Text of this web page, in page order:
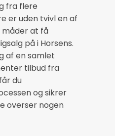
fra flere
er uden tvivl en af
at få
på i Horsens.
af en samlet
tilbud fra
du
og sikrer
overser nogen